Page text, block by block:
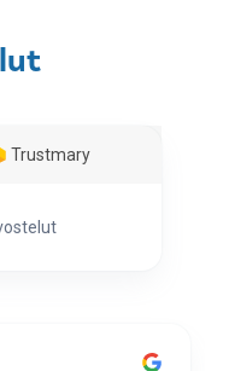
Trustmary